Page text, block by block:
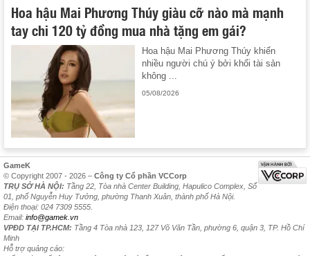
Hoa hậu Mai Phương Thúy giàu cỡ nào mà mạnh
tay chi 120 tỷ đồng mua nhà tặng em gái?
Hoa hậu Mai Phương Thúy khiến
nhiều người chú ý bởi khối tài sản
không ...
05/08/2026
GameK
© Copyright 2007 - 2026 – Công ty Cổ phần VCCorp
TRỤ SỞ HÀ NỘI: Tầng 22, Tòa nhà Center Building, Hapulico Complex, Số
01, phố Nguyễn Huy Tưởng, phường Thanh Xuân, thành phố Hà Nội.
Điện thoại: 024 7309 5555.
Email: info@gamek.vn
VPĐD TẠI TP.HCM: Tầng 4 Tòa nhà 123, 127 Võ Văn Tần, phường 6, quận 3, TP. Hồ Chí
Minh
Hỗ trợ quảng cáo: